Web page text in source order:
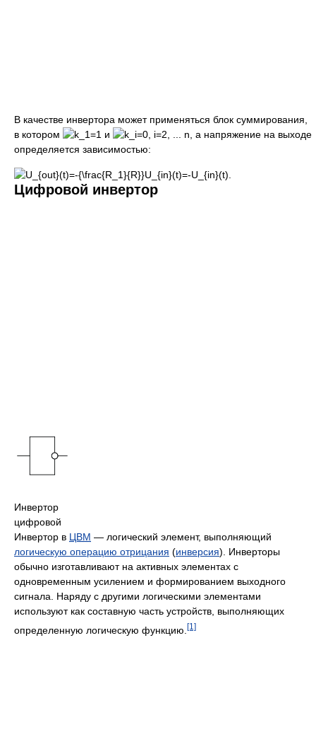
В качестве инвертора может применяться блок суммирования,
в котором
и
, а напряжение на выходе
определяется зависимостью:
.
Цифровой инвертор
Инвертор
цифровой
Инвертор в ЦВМ — логический элемент, выполняющий
логическую операцию отрицания (инверсия). Инверторы
обычно изготавливают на активных элементах с
одновременным усилением и формированием выходного
сигнала. Наряду с другими логическими элементами
используют как составную часть устройств, выполняющих
определенную логическую функцию. [1]